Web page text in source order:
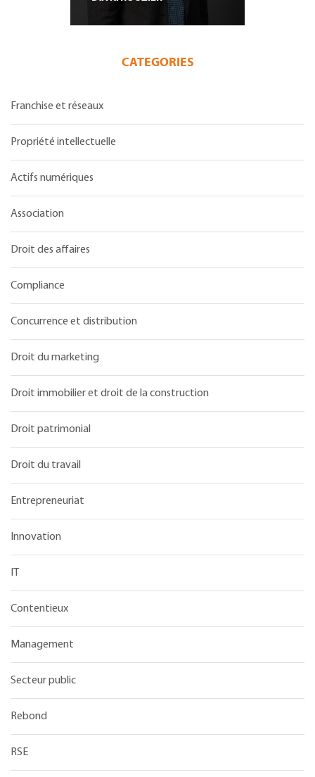
CATEGORIES
Franchise et réseaux
Propriété intellectuelle
Actifs numériques
Association
Droit des affaires
Compliance
Concurrence et distribution
Droit du marketing
Droit immobilier et droit de la construction
Droit patrimonial
Droit du travail
Entrepreneuriat
Innovation
Contentieux
Management
Secteur public
Rebond
RSE